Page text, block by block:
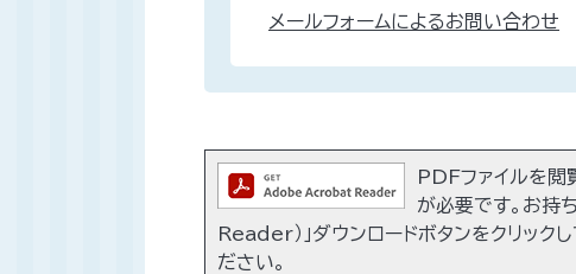
メールフォームによるお問い合わせ
PDFファイルを
が必要です。お
Reader）」ダウンロードボタンをクリック
ださい。